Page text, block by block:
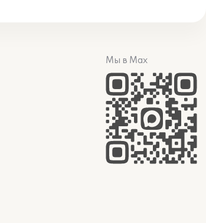
Мы в Max